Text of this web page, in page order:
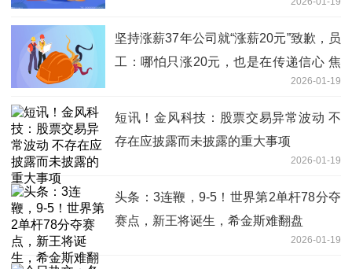
坚持涨薪37年公司就“涨薪20元”致歉，员
工：哪怕只涨20元，也是在传递信心 焦
2026-01-19
短讯！金风科技：股票交易异常波动 不
存在应披露而未披露的重大事项
2026-01-19
头条：3连鞭，9-5！世界第2单杆78分夺
赛点，新王将诞生，希金斯难翻盘
2026-01-19